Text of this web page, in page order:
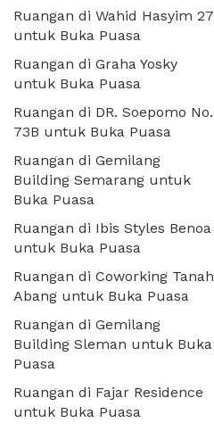
Ruangan di Wahid Hasyim 27
untuk Buka Puasa
Ruangan di Graha Yosky
untuk Buka Puasa
Ruangan di DR. Soepomo No.
73B untuk Buka Puasa
Ruangan di Gemilang
Building Semarang untuk
Buka Puasa
Ruangan di Ibis Styles Benoa
untuk Buka Puasa
Ruangan di Coworking Tanah
Abang untuk Buka Puasa
Ruangan di Gemilang
Building Sleman untuk Buka
Puasa
Ruangan di Fajar Residence
untuk Buka Puasa